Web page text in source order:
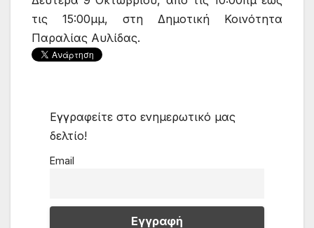
τις 15:00μμ, στη Δημοτική Κοινότητα
Παραλίας Αυλίδας.
Εγγραφείτε στο ενημερωτικό μας
δελτίο!
Email